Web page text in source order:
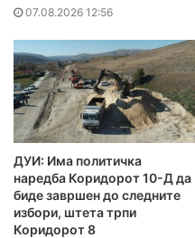
07.08.2026 12:56
ДУИ: Има политичка
наредба Коридорот 10-Д да
биде завршен до следните
избори, штета трпи
Коридорот 8